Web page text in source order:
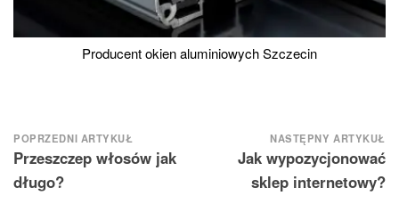
Producent okien aluminiowych Szczecin
Nawigacja
wpisu
POPRZEDNI ARTYKUŁ
Przeszczep włosów jak
długo?
NASTĘPNY ARTYKUŁ
Jak wypozycjonować
sklep internetowy?